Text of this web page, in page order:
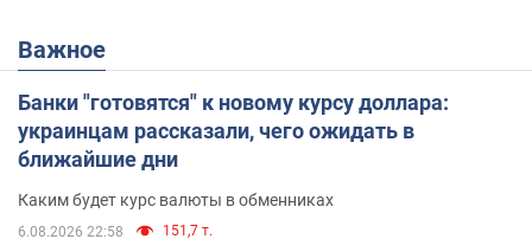
Важное
Банки "готовятся" к новому курсу доллара:
украинцам рассказали, чего ожидать в
ближайшие дни
Каким будет курс валюты в обменниках
6.08.2026 22:58 151,7 т.